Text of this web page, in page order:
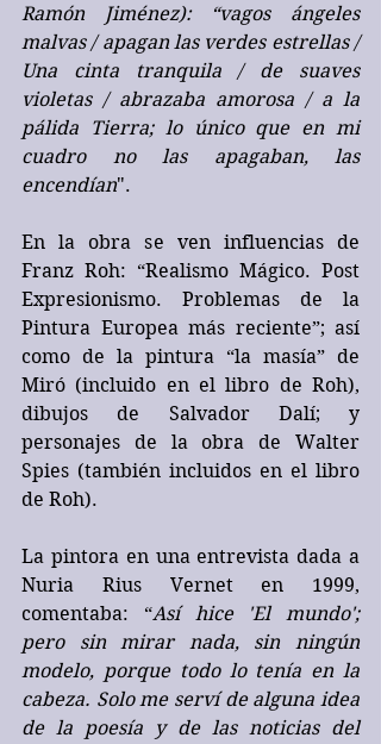
Ramón Jiménez): “vagos ángeles
malvas / apagan las verdes estrellas /
Una cinta tranquila / de suaves
violetas / abrazaba amorosa / a la
pálida Tierra; lo único que en mi
cuadro no las apagaban, las
encendían".
En la obra se ven influencias de
Franz Roh: “Realismo Mágico. Post
Expresionismo. Problemas de la
Pintura Europea más reciente”; así
como de la pintura “la masía” de
Miró (incluido en el libro de Roh),
dibujos de Salvador Dalí; y
personajes de la obra de Walter
Spies (también incluidos en el libro
de Roh).
La pintora en una entrevista dada a
Nuria Rius Vernet en 1999,
comentaba: “Así hice 'El mundo';
pero sin mirar nada, sin ningún
modelo, porque todo lo tenía en la
cabeza. Solo me serví de alguna idea
de la poesía y de las noticias del